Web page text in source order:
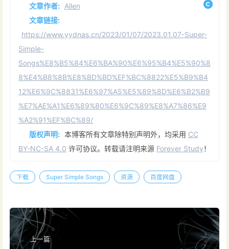
文章作者: Allen
文章链接:
https://www.yydnas.cn/2023/01/07/2023.01.07-Super-
Simple-
Songs%E8%B5%84%E6%BA%90%E6%95%B4%E5%90%8
8%E4%B8%8B%E8%BD%BD%EF%BC%8822%E5%B9%B4
12%E6%9C%8831%E6%97%A5%E5%89%8D%E6%B2%B9
%E7%AE%A1%E6%89%80%E6%9C%89%E8%A7%86%E9
%A2%91%EF%BC%89/
版权声明: 本博客所有文章除特别声明外，均采用 CC
BY-NC-SA 4.0 许可协议。转载请注明来源 Forever Study！
下载 Super Simple Songs 资源 百度网盘
上一篇